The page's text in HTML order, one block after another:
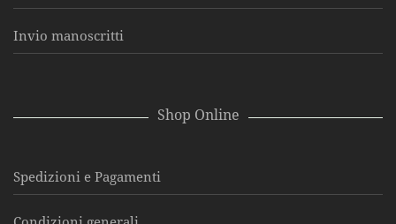
Invio manoscritti
Shop Online
Spedizioni e Pagamenti